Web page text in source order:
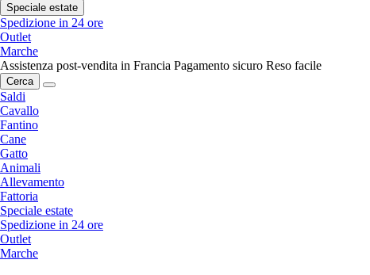
Speciale estate
Spedizione in 24 ore
Outlet
Marche
Assistenza post-vendita in Francia Pagamento sicuro Reso facile
Cerca
Saldi
Cavallo
Fantino
Cane
Gatto
Animali
Allevamento
Fattoria
Speciale estate
Spedizione in 24 ore
Outlet
Marche